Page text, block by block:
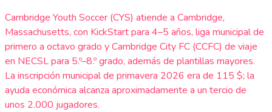
Cambridge Youth Soccer (CYS) atiende a Cambridge,
Massachusetts, con KickStart para 4–5 años, liga municipal de
primero a octavo grado y Cambridge City FC (CCFC) de viaje
en NECSL para 5.º–8.º grado, además de plantillas mayores.
La inscripción municipal de primavera 2026 era de 115 $; la
ayuda económica alcanza aproximadamente a un tercio de
unos 2.000 jugadores.